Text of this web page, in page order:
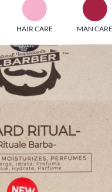
un pool di società di
riviste verticali,
gli attori nei settori
LE RIVISTE
Down
HAIR CARE MAN CARE